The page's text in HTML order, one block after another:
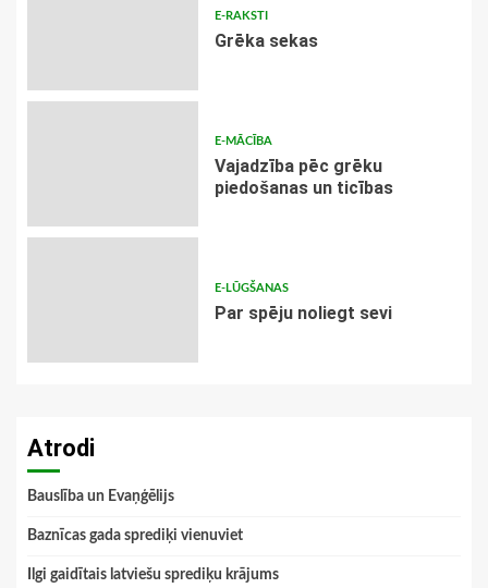
E-RAKSTI
Grēka sekas
E-MĀCĪBA
Vajadzība pēc grēku
piedošanas un ticības
E-LŪGŠANAS
Par spēju noliegt sevi
Atrodi
Bauslība un Evaņģēlijs
Baznīcas gada sprediķi vienuviet
Ilgi gaidītais latviešu sprediķu krājums